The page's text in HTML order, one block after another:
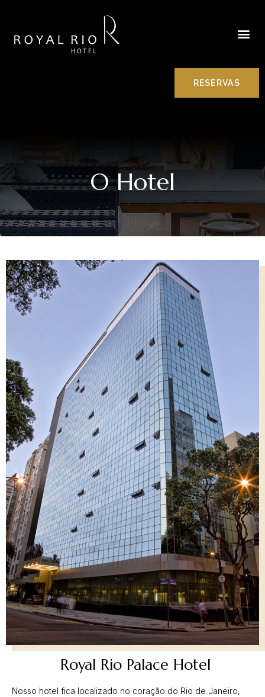
RESERVAS
O Hotel
Royal Rio Palace Hotel
Nosso hotel fica localizado no coração do Rio de Janeiro,